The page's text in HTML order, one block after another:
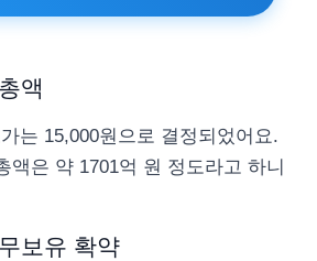
액
는 15,000원으로 결정되었어요.
액은 약 1701억 원 정도라고 하니
보유 확약